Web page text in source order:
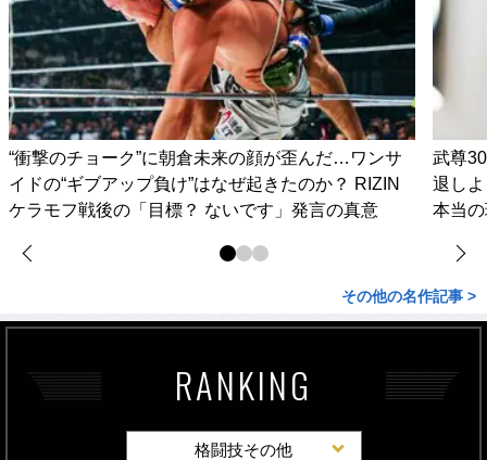
“衝撃のチョーク”に朝倉未来の顔が歪んだ…ワンサ
イドの“ギブアップ負け”はなぜ起きたのか？ RIZIN
ケラモフ戦後の「目標？ ないです」発言の真意
武尊
退し
本当
その他の名作記事 >
RANKING
格闘技その他